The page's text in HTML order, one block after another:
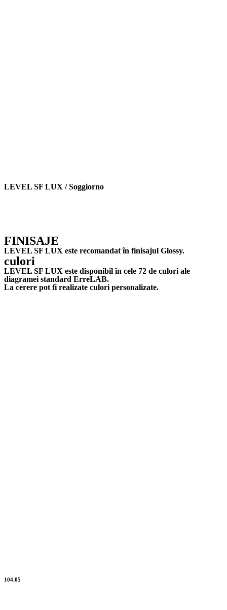
LEVEL SF LUX / Soggiorno
FINISAJE
LEVEL SF LUX este recomandat în finisajul Glossy.
culori
LEVEL SF LUX este disponibil în cele 72 de culori ale
diagramei standard ErreLAB.
La cerere pot fi realizate culori personalizate.
104.05